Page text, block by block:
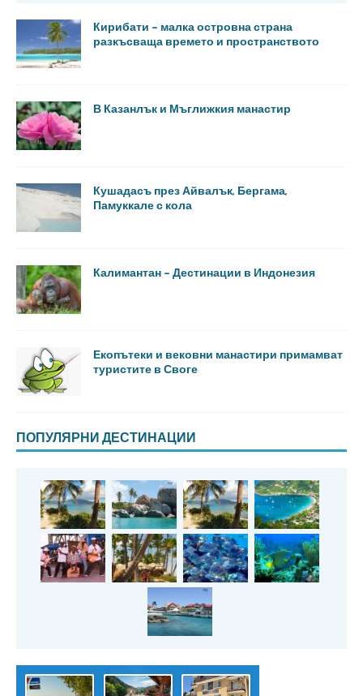
Кирибати – малка островна страна
разкъсваща времето и пространството
В Казанлък и Мъглижкия манастир
Кушадасъ през Айвалък, Бергама,
Памуккале с кола
Калимантан – Дестинации в Индонезия
Екопътеки и вековни манастири примамват
туристите в Своге
ПОПУЛЯРНИ ДЕСТИНАЦИИ